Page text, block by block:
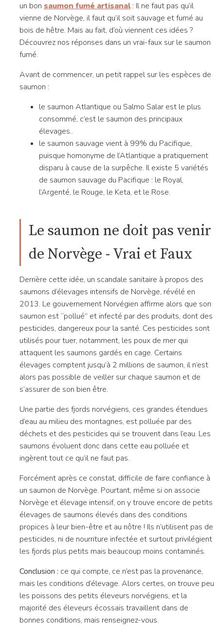
un bon saumon fumé artisanal: Il ne faut pas qu’il
vienne de Norvège, il faut qu’il soit sauvage et fumé au
bois de hêtre. Mais au fait, d’où viennent ces idées ?
Découvrez nos réponses dans un vrai-faux sur le saumon
fumé.
Avant de commencer, un petit rappel sur les espèces de
saumon :
le saumon Atlantique ou Salmo Salar est le plus
consommé, c’est le saumon des principaux
élevages..
le saumon sauvage vient à 99% du Pacifique,
puisque homonyme de l’Atlantique a pratiquement
disparu à cause de la surpêche. Il existe 5 variétés
de saumon sauvage du Pacifique : le Royal,
l’Argenté, le Rouge, le Keta, et le Rose.
Le saumon ne doit pas venir
de Norvège - Vrai et Faux
Derrière cette idée, un scandale sanitaire à propos des
saumons d’élevages intensifs de Norvège, révélé en
2013. Le gouvernement Norvégien affirme alors que son
saumon est “pollué” et infecté par des produits, dont des
pesticides, dangereux pour la santé. Ces pesticides sont
utilisés pour tuer, notamment, les poux de mer qui
attaquent les saumons gardés en cage. Certains
élevages comptent jusqu’à 2 millions de saumon, il n’est
alors pas possible de veiller sur chaque saumon et de
s’assurer de son bien être.
Une partie des fjords norvégiens, ces grandes étendues
d’eau au milieu des montagnes, est polluée par des
déchets et des pesticides qui se trouvent dans l’eau. Les
saumons évoluent donc dans cette eau polluée et
ingèrent tout ce qu’il ne faut pas.
Forcément après ce constat, difficile de faire confiance à
un saumon de Norvège. Pourtant, même si on associe
Norvège et élevage intensif, on y trouve encore de petits
élevages de saumons élevés dans des conditions
propices à leur bien-être et au nôtre ! Ils n’utilisent pas de
pesticides, ni de nourriture infectée et surtout privilégient
les fjords plus petits mais beaucoup moins contaminés.
Conclusion : ce qui compte, ce n’est pas la provenance,
mais les conditions d’élevage. Alors certes, on trouve peu
les poissons des petits éleveurs norvégiens, et la
majorité des éleveurs écossais travaillent dans de
bonnes conditions, mais renseignez-vous.